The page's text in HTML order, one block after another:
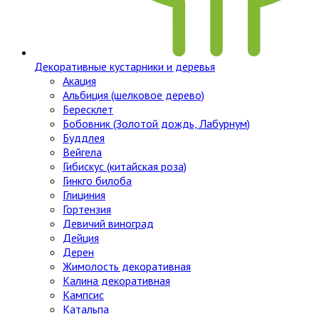
Декоративные кустарники и деревья
Акация
Альбиция (шелковое дерево)
Бересклет
Бобовник (Золотой дождь, Лабурнум)
Буддлея
Вейгела
Гибискус (китайская роза)
Гинкго билоба
Глициния
Гортензия
Девичий виноград
Дейция
Дерен
Жимолость декоративная
Калина декоративная
Кампсис
Катальпа